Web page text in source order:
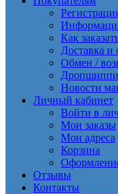
Как
Доставка и
Обмен /
Новости
Личный кабинет
Войти в
Мои заказы
Мои адреса
Корзина
Отзывы
Контакты